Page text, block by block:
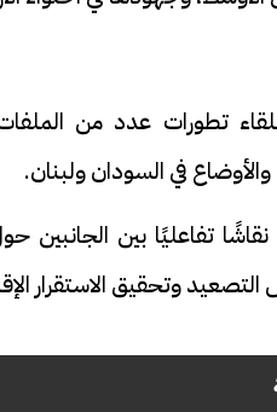
تطورات عدد من الملفات
في السودان ولبنان.
تفاعليًا بين الجانبين
وتحقيق الاستقرار
في القوصية..
ابني بطل
تصدره